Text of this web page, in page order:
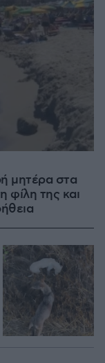
μητέρα στα
φίλη της και